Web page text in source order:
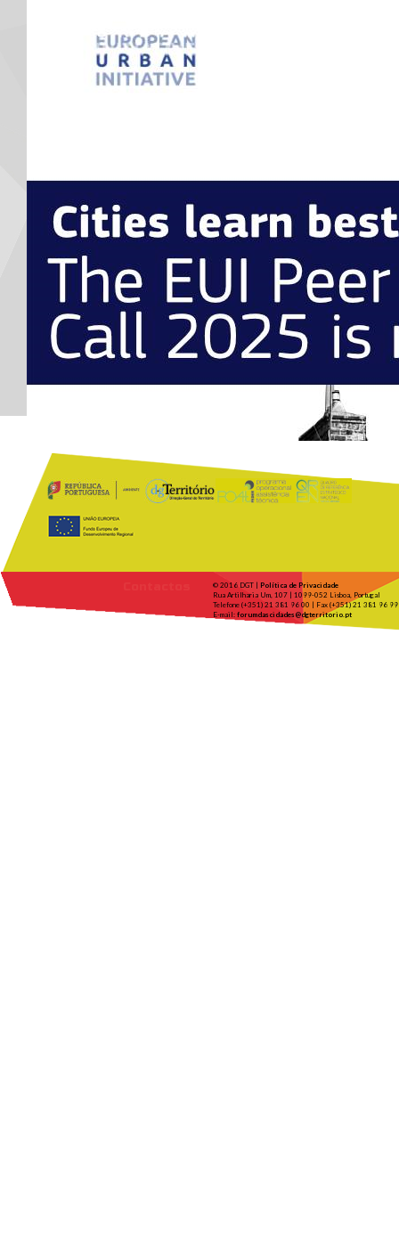
© 2016 DGT | Política de Privacidade
Rua Artilharia Um, 107 | 1099-052 Lisboa, Portugal
Telefone (+351) 21 381 96 00 | Fax (+351) 21 381 96 99
E-mail: forumdascidades@dgterritorio.pt